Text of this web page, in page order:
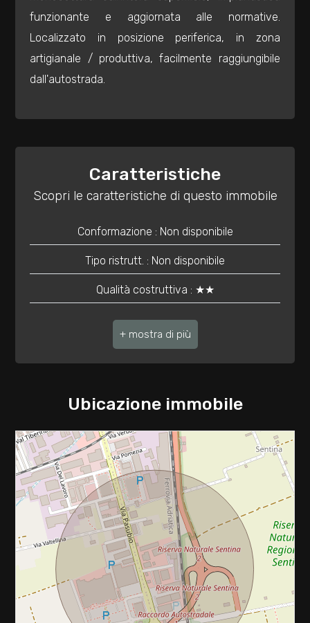
funzionante e aggiornata alle normative.
Localizzato in posizione periferica, in zona
artigianale / produttiva, facilmente raggiungibile
dall'autostrada.
Caratteristiche
Scopri le caratteristiche di questo immobile
Conformazione : Non disponibile
Tipo ristrutt. : Non disponibile
Qualità costruttiva : ★★
Finiture interne : ★★
Ubicazione immobile
mq
Qualsiasi
2
5+
Bagni
minimi
Qualsiasi